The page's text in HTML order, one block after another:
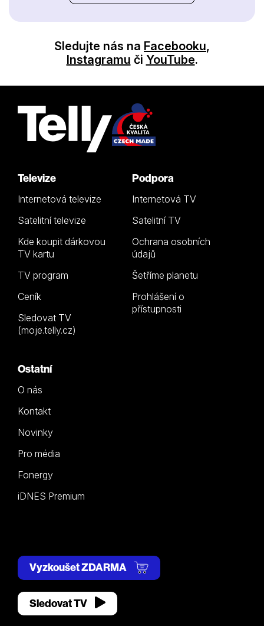
Sledujte nás na Facebooku,
Instagramu či YouTube.
Televize
Internetová televize
Satelitní televize
Kde koupit dárkovou
TV kartu
TV program
Ceník
Sledovat TV
(moje.telly.cz)
Podpora
Internetová TV
Satelitní TV
Ochrana osobních
údajů
Šetříme planetu
Prohlášení o
přístupnosti
Ostatní
O nás
Kontakt
Novinky
Pro média
Fonergy
iDNES Premium
Vyzkoušet ZDARMA
Sledovat TV